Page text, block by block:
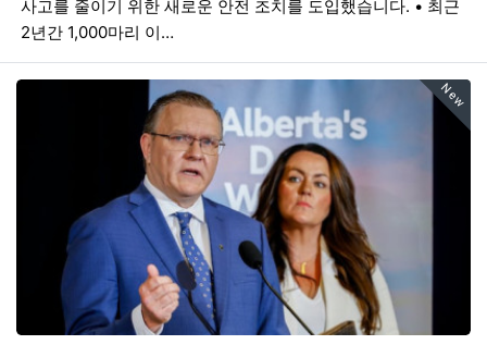
사고를 줄이기 위한 새로운 안전 조치를 도입했습니다. • 최근
2년간 1,000마리 이…
New